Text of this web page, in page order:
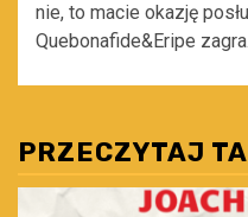
nie, to macie okazję
Quebonafide&Eripe
PRZECZYTAJ